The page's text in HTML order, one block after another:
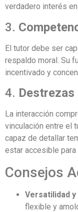
verdadero interés
3.
El tutor debe ser
respaldo moral. Su
incentivado y
4. Destrezas
La interacción
vinculación entre el
capaz de detallar
estar accesible
Consejos
Versatilidad y
flexible y